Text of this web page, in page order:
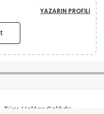
YAZARIN PROFILI
Hakları Saklıdır.